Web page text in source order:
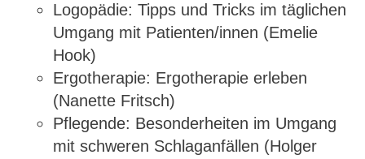
Logopädie: Tipps und Tricks im täglichen
Umgang mit Patienten/innen (Emelie
Hook)
Ergotherapie: Ergotherapie erleben
(Nanette Fritsch)
Pflegende: Besonderheiten im Umgang
mit schweren Schlaganfällen (Holger